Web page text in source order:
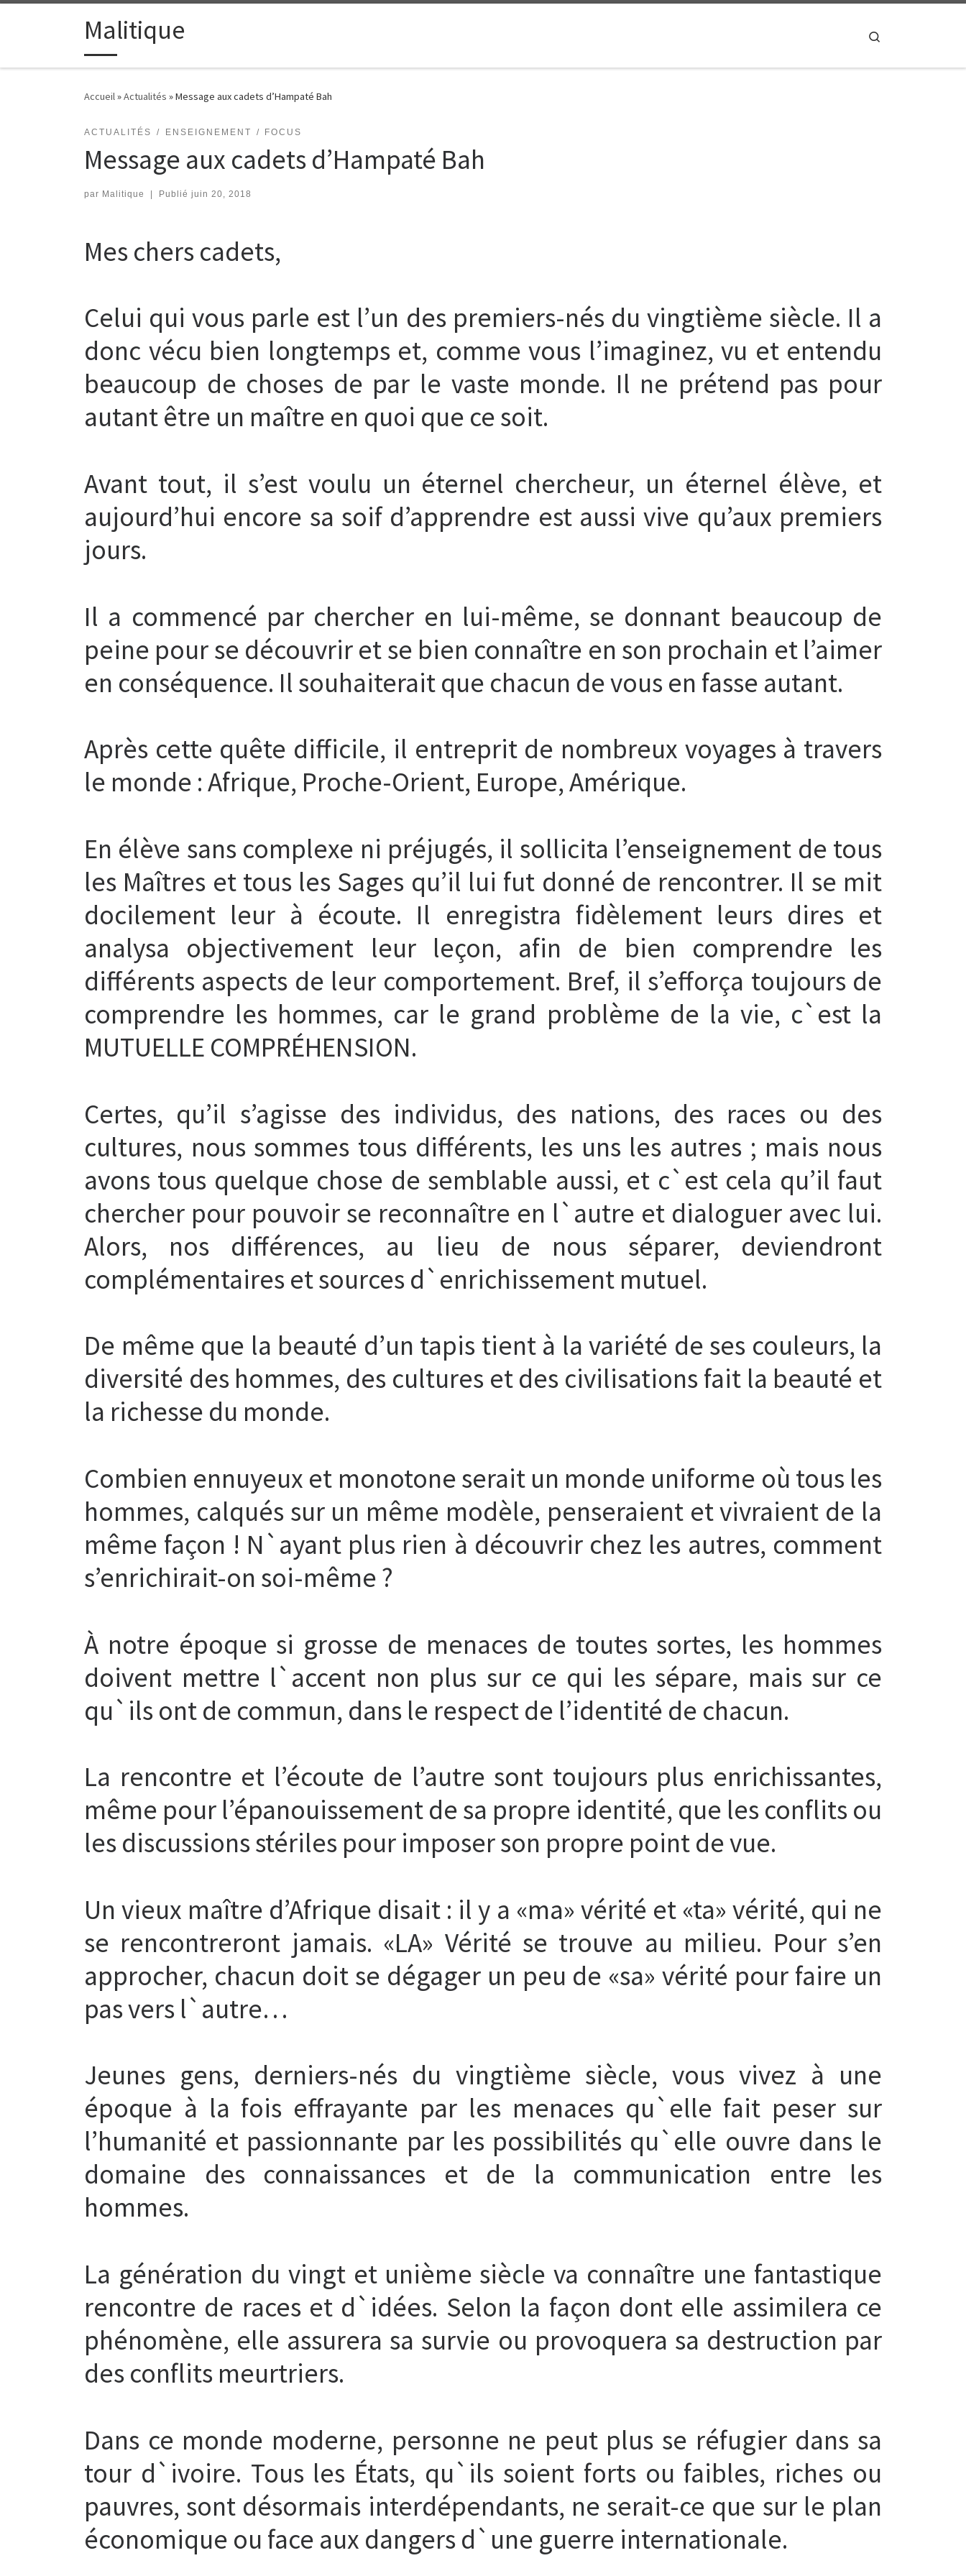
Passer au contenuMalitique
Accueil»Actualités »Message aux cadets d’Hampaté Bah
ACTUALITÉS ENSEIGNEMENT FOCUS
Message aux cadets d’Hampaté Bah
par Malitique Publié juin 20, 2018
Mes chers cadets,
Celui qui vous parle est l’un des premiers-nés du vingtième siècle. Il a
donc vécu bien longtemps et, comme vous l’imaginez, vu et entendu
beaucoup de choses de par le vaste monde. Il ne prétend pas pour
autant être un maître en quoi que ce soit.
Avant tout, il s’est voulu un éternel chercheur, un éternel élève, et
aujourd’hui encore sa soif d’apprendre est aussi vive qu’aux premiers
jours.
Il a commencé par chercher en lui-même, se donnant beaucoup de
peine pour se découvrir et se bien connaître en son prochain et l’aimer
en conséquence. Il souhaiterait que chacun de vous en fasse autant.
Après cette quête difficile, il entreprit de nombreux voyages à travers
le monde : Afrique, Proche-Orient, Europe, Amérique.
En élève sans complexe ni préjugés, il sollicita l’enseignement de tous
les Maîtres et tous les Sages qu’il lui fut donné de rencontrer. Il se mit
docilement leur à écoute. Il enregistra fidèlement leurs dires et
analysa objectivement leur leçon, afin de bien comprendre les
différents aspects de leur comportement. Bref, il s’efforça toujours de
comprendre les hommes, car le grand problème de la vie, c`est la
MUTUELLE COMPRÉHENSION.
Certes, qu’il s’agisse des individus, des nations, des races ou des
cultures, nous sommes tous différents, les uns les autres ; mais nous
avons tous quelque chose de semblable aussi, et c`est cela qu’il faut
chercher pour pouvoir se reconnaître en l`autre et dialoguer avec lui.
Alors, nos différences, au lieu de nous séparer, deviendront
complémentaires et sources d`enrichissement mutuel.
De même que la beauté d’un tapis tient à la variété de ses couleurs, la
diversité des hommes, des cultures et des civilisations fait la beauté et
la richesse du monde.
Combien ennuyeux et monotone serait un monde uniforme où tous les
hommes, calqués sur un même modèle, penseraient et vivraient de la
même façon ! N`ayant plus rien à découvrir chez les autres, comment
s’enrichirait-on soi-même ?
À notre époque si grosse de menaces de toutes sortes, les hommes
doivent mettre l`accent non plus sur ce qui les sépare, mais sur ce
qu`ils ont de commun, dans le respect de l’identité de chacun.
La rencontre et l’écoute de l’autre sont toujours plus enrichissantes,
même pour l’épanouissement de sa propre identité, que les conflits ou
les discussions stériles pour imposer son propre point de vue.
Un vieux maître d’Afrique disait : il y a «ma» vérité et «ta» vérité, qui ne
se rencontreront jamais. «LA» Vérité se trouve au milieu. Pour s’en
approcher, chacun doit se dégager un peu de «sa» vérité pour faire un
pas vers l`autre…
Jeunes gens, derniers-nés du vingtième siècle, vous vivez à une
époque à la fois effrayante par les menaces qu`elle fait peser sur
l’humanité et passionnante par les possibilités qu`elle ouvre dans le
domaine des connaissances et de la communication entre les
hommes.
La génération du vingt et unième siècle va connaître une fantastique
rencontre de races et d`idées. Selon la façon dont elle assimilera ce
phénomène, elle assurera sa survie ou provoquera sa destruction par
des conflits meurtriers.
Dans ce monde moderne, personne ne peut plus se réfugier dans sa
tour d`ivoire. Tous les États, qu`ils soient forts ou faibles, riches ou
pauvres, sont désormais interdépendants, ne serait-ce que sur le plan
économique ou face aux dangers d`une guerre internationale.